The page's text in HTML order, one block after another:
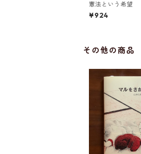
憲法という希望
¥924
その他の商品